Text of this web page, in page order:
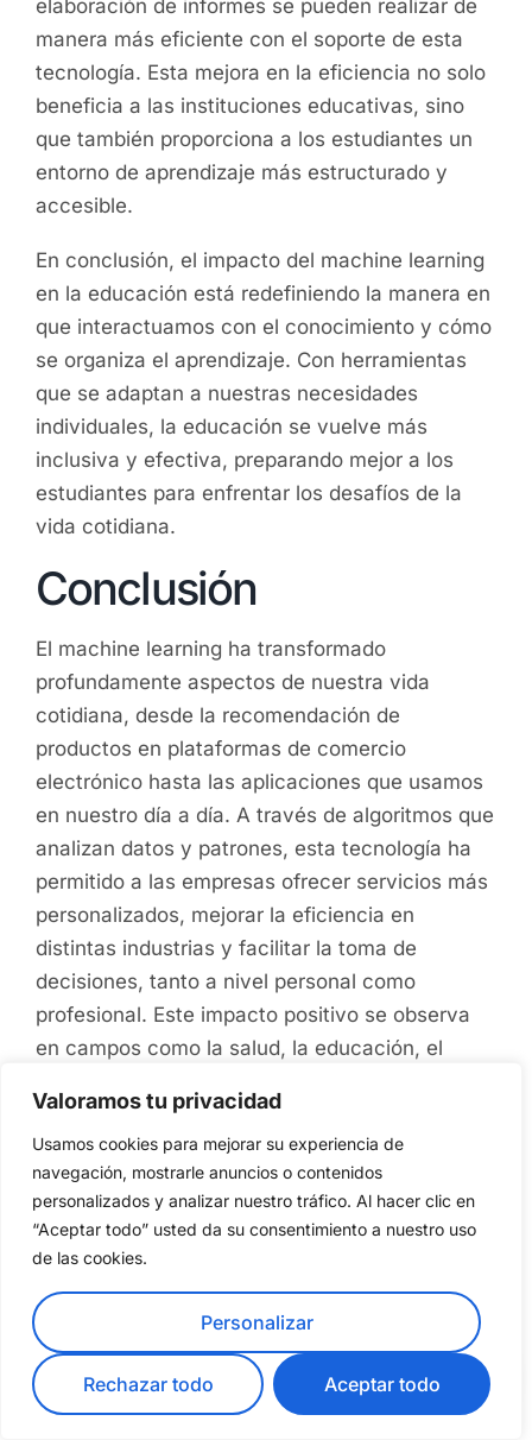
Valoramos tu privacidad
Usamos cookies para mejorar su experiencia de
navegación, mostrarle anuncios o contenidos
personalizados y analizar nuestro tráfico. Al hacer clic en
“Aceptar todo” usted da su consentimiento a nuestro uso
de las cookies.
Personalizar
Rechazar todo Aceptar todo
elaboración de informes se pueden realizar de
manera más eficiente con el soporte de esta
tecnología. Esta mejora en la eficiencia no solo
beneficia a las instituciones educativas, sino
que también proporciona a los estudiantes un
entorno de aprendizaje más estructurado y
accesible.
En conclusión, el impacto del machine learning
en la educación está redefiniendo la manera en
que interactuamos con el conocimiento y cómo
se organiza el aprendizaje. Con herramientas
que se adaptan a nuestras necesidades
individuales, la educación se vuelve más
inclusiva y efectiva, preparando mejor a los
estudiantes para enfrentar los desafíos de la
vida cotidiana.
Conclusión
El machine learning ha transformado
profundamente aspectos de nuestra vida
cotidiana, desde la recomendación de
productos en plataformas de comercio
electrónico hasta las aplicaciones que usamos
en nuestro día a día. A través de algoritmos que
analizan datos y patrones, esta tecnología ha
permitido a las empresas ofrecer servicios más
personalizados, mejorar la eficiencia en
distintas industrias y facilitar la toma de
decisiones, tanto a nivel personal como
profesional. Este impacto positivo se observa
en campos como la salud, la educación, el
learning optimiza procesos y mejora la
experiencia del usuario.
Al reflexionar sobre el futuro del machine
learning, es evidente que su influencia solo
seguirá creciendo. A medida que se desarrolla
la inteligencia artificial, es probable que veamos
aún más innovaciones que hagan nuestras
vidas más convenientes y eficientes. No
obstante, también surgen consideraciones